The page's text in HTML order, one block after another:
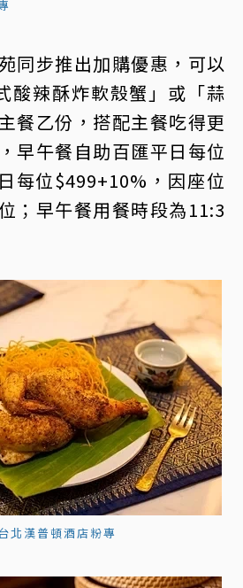
同步推出加購優惠，可以
酸辣酥炸軟殼蟹」或「蒜
餐乙份，搭配主餐吃得更
早午餐自助百匯平日每位
每位$499+10%，因座位
；早午餐用餐時段為11:3
北漢普頓酒店粉專